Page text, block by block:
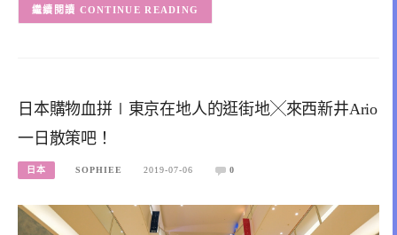
CONTINUE READING
日本購物血拼∣東京在地人的逛街地╳來西新井Ario
一日散策吧！
日本 SOPHIEE 2019-07-06 0